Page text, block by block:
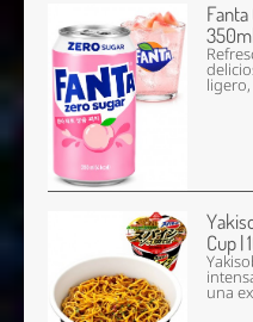
Cup |
una